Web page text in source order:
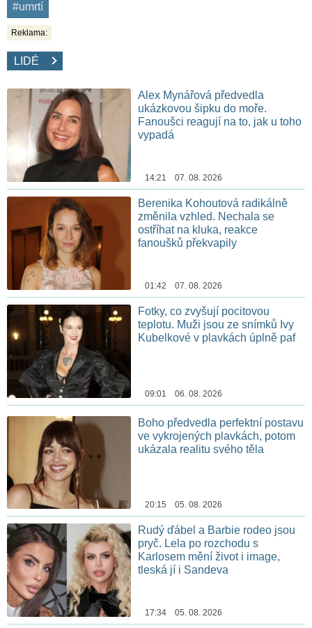
#umrtí
Reklama:
LIDÉ
Alex Mynářová předvedla
ukázkovou šipku do moře.
Fanoušci reagují na to, jak u toho
vypadá
14:21 07. 08. 2026
Berenika Kohoutová radikálně
změnila vzhled. Nechala se
ostříhat na kluka, reakce
fanoušků překvapily
01:42 07. 08. 2026
Fotky, co zvyšují pocitovou
teplotu. Muži jsou ze snímků Ivy
Kubelkové v plavkách úplně paf
09:01 06. 08. 2026
Boho předvedla perfektní postavu
ve vykrojených plavkách, potom
ukázala realitu svého těla
20:15 05. 08. 2026
Rudý ďábel a Barbie rodeo jsou
pryč. Lela po rozchodu s
Karlosem mění život i image,
tleská jí i Sandeva
17:34 05. 08. 2026